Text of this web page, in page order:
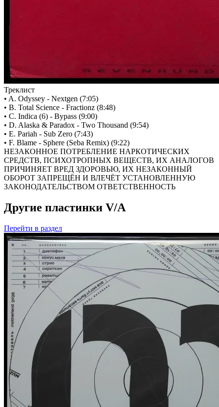
Треклист
• A. Odyssey - Nextgen (7:05)
• B. Total Science - Fractionz (8:48)
• C. Indica (6) - Bypass (9:00)
• D. Alaska & Paradox - Two Thousand (9:54)
• E. Pariah - Sub Zero (7:43)
• F. Blame - Sphere (Seba Remix) (9:22)
НЕЗАКОННОЕ ПОТРЕБЛЕНИЕ НАРКОТИЧЕСКИХ
СРЕДСТВ, ПСИХОТРОПНЫХ ВЕЩЕСТВ, ИХ АНАЛОГОВ
ПРИЧИНЯЕТ ВРЕД ЗДОРОВЬЮ, ИХ НЕЗАКОННЫЙ
ОБОРОТ ЗАПРЕЩЁН И ВЛЕЧЁТ УСТАНОВЛЕННУЮ
ЗАКОНОДАТЕЛЬСТВОМ ОТВЕТСТВЕННОСТЬ
Другие пластинки V/A
Перейти в раздел